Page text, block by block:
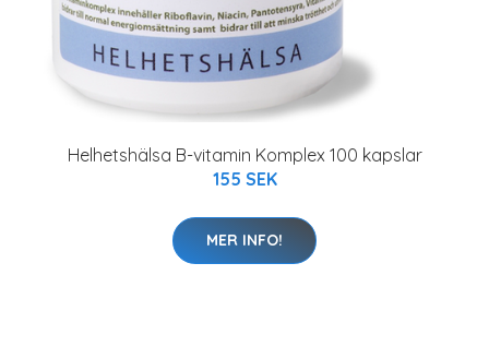
Helhetshälsa B-vitamin Komplex 100 kapslar
155 SEK
MER INFO!